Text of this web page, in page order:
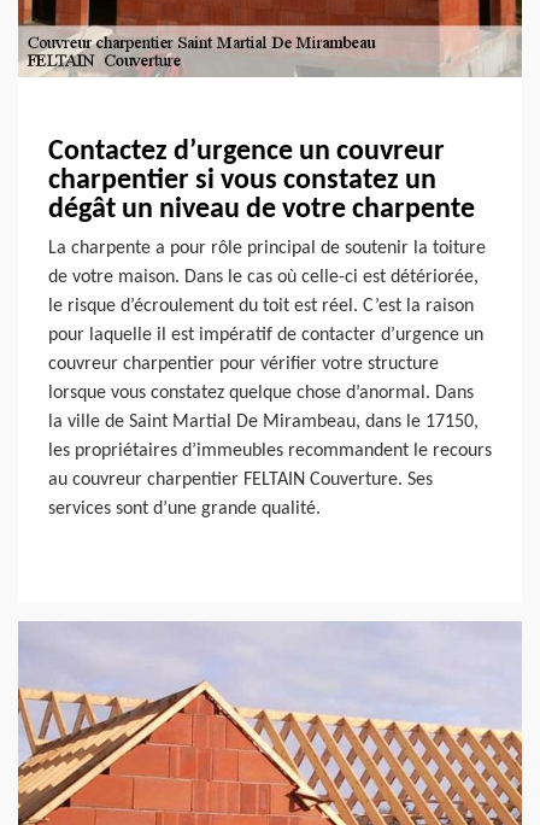
Contactez d’urgence un couvreur
charpentier si vous constatez un
dégât un niveau de votre charpente
La charpente a pour rôle principal de soutenir la toiture
de votre maison. Dans le cas où celle-ci est détériorée,
le risque d’écroulement du toit est réel. C’est la raison
pour laquelle il est impératif de contacter d’urgence un
couvreur charpentier pour vérifier votre structure
lorsque vous constatez quelque chose d’anormal. Dans
la ville de Saint Martial De Mirambeau, dans le 17150,
les propriétaires d’immeubles recommandent le recours
au couvreur charpentier FELTAIN Couverture. Ses
services sont d’une grande qualité.